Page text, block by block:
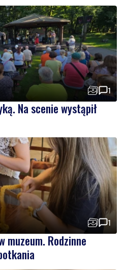
1
Na scenie wystąpił
1
muzeum. Rodzinne